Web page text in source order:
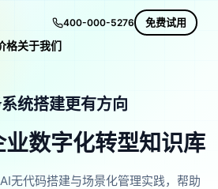
400-000-5276 免费试用
格关于我们
统搭建更有方向
业数字化转型知识库
无代码搭建与场景化管理实践，帮助